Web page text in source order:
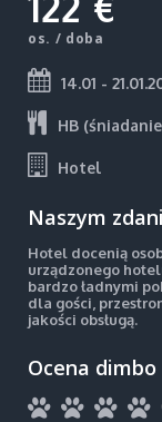
os. / doba
14.01 -
HB
Hotel
Naszym
Hotel docenią
urządzonego
bardzo ładnymi
dla gości,
jakości obsługą.
Ocena dimbo